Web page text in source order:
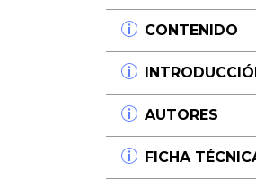
CONTENIDO
- La historia de la
- La historia de la
- La visita escolar a
- Las fuentes
- Recursos y
Con este trabajo
desarrollando en
vinculamos los
al medio urbano
Ciencias Sociales.
AUTORES
Gabriela
Licenciada en
Didáctica (UBA).
FICHA